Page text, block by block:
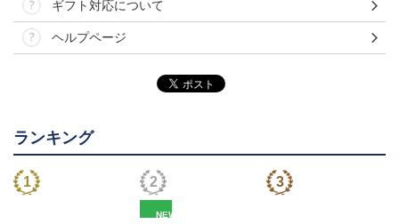
ギフト対応について
ヘルプページ
ランキング
NEW